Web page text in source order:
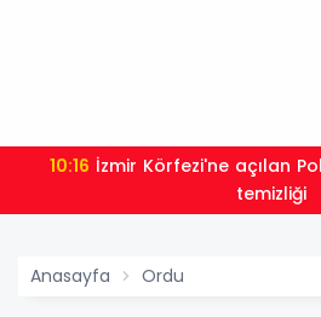
10:16
temizliği
Anasayfa Ordu